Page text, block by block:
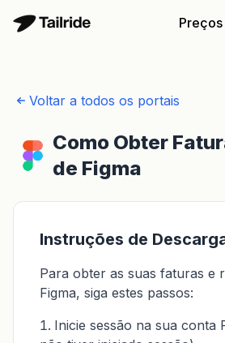
Preços
Voltar a todos os portais
Como Obter
de Figma
Instruções de
Para obter as suas faturas e
Figma, siga estes passos:
Inicie sessão na sua conta